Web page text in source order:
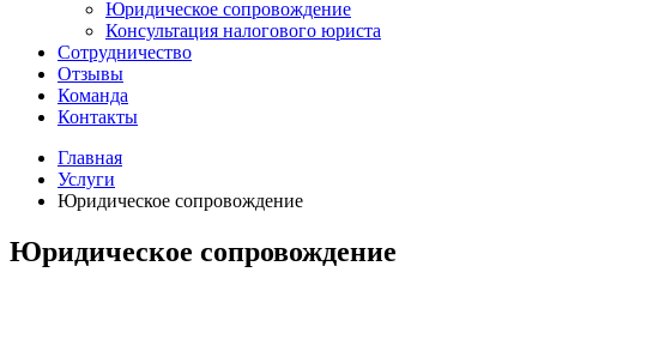
Юридическое сопровождение
Консультация налогового юриста
Сотрудничество
Отзывы
Команда
Контакты
Главная
Услуги
Юридическое сопровождение
Юридическое сопровождение